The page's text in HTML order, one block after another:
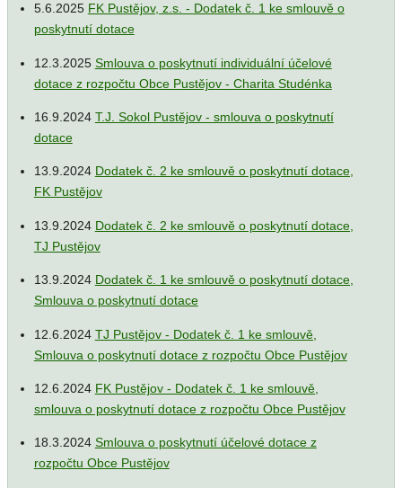
5.6.2025 FK Pustějov, z.s. - Dodatek č. 1 ke smlouvě o
poskytnutí dotace
12.3.2025 Smlouva o poskytnutí individuální účelové
dotace z rozpočtu Obce Pustějov - Charita Studénka
16.9.2024 T.J. Sokol Pustějov - smlouva o poskytnutí
dotace
13.9.2024 Dodatek č. 2 ke smlouvě o poskytnutí dotace,
FK Pustějov
13.9.2024 Dodatek č. 2 ke smlouvě o poskytnutí dotace,
TJ Pustějov
13.9.2024 Dodatek č. 1 ke smlouvě o poskytnutí dotace,
Smlouva o poskytnutí dotace
12.6.2024 TJ Pustějov - Dodatek č. 1 ke smlouvě,
Smlouva o poskytnutí dotace z rozpočtu Obce Pustějov
12.6.2024 FK Pustějov - Dodatek č. 1 ke smlouvě,
smlouva o poskytnutí dotace z rozpočtu Obce Pustějov
18.3.2024 Smlouva o poskytnutí účelové dotace z
rozpočtu Obce Pustějov